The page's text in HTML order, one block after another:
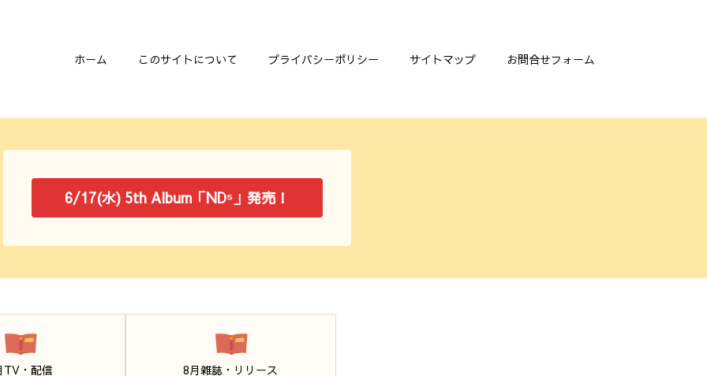
ホーム このサイトについて プライバシーポリシー サイトマップ お問合せフォーム
6/17(水) 5th Album「ND⁵」発売！
TV・配信 8月雑誌・リリース